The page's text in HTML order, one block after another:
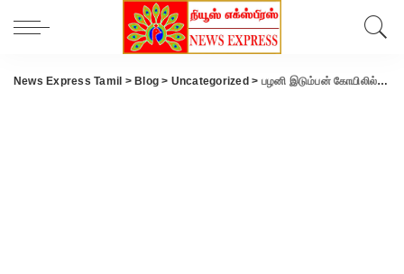
News Express Tamil > Blog > Uncategorized > பழனி இடும்பன் கோயிலில் தங்கம், வெள்ளி மாயம்